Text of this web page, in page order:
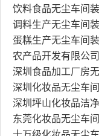
饮料食品无尘车间
调料生产无尘车间
蛋糕生产无尘车间
深圳化妆品无尘车
东莞化妆品无尘车